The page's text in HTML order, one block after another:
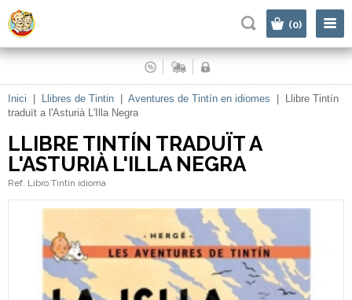
(0)
Inici Llibres de Tintin Aventures de Tintín en idiomes
Llibre Tintín
traduït a l'Asturià L'Illa Negra
LLIBRE TINTÍN TRADUÏT A
L'ASTURIÀ L'ILLA NEGRA
Ref. Libro Tintín idioma